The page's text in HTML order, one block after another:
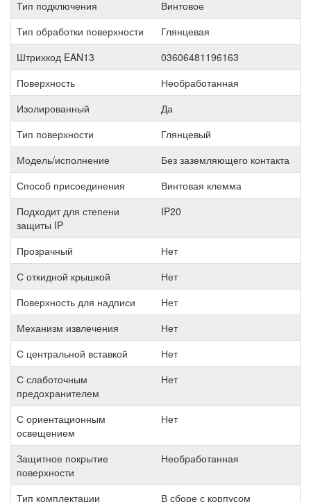
Тип подключения
Винтовое
Тип обработки поверхности
Глянцевая
Штрихкод EAN13
03606481196163
Поверхность
Необработанная
Изолированный
Да
Тип поверхности
Глянцевый
Модель/исполнение
Без заземляющего контакта
Способ присоединения
Винтовая клемма
Подходит для степени
защиты IP
IP20
Прозрачный
Нет
С откидной крышкой
Нет
Поверхность для надписи
Нет
Механизм извлечения
Нет
С центральной вставкой
Нет
С слаботочным
предохранителем
Нет
С ориентационным
освещением
Нет
Защитное покрытие
поверхности
Необработанная
Тип комплектации В сборе с корпусом